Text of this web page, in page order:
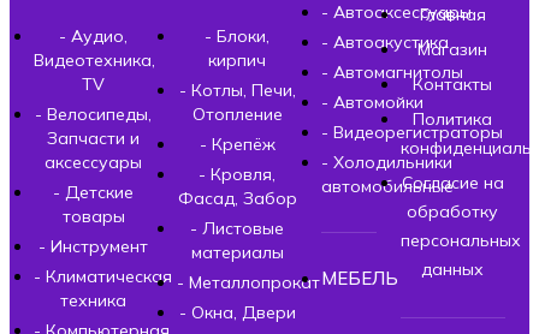
- Аудио,
Видеотехника,
TV
- Велосипеды,
Запчасти и
аксессуары
- Детские
товары
- Инструмент
- Климатическая
техника
- Блоки,
кирпич
- Котлы, Печи,
Отопление
- Крепёж
- Кровля,
Фасад, Забор
- Листовые
материалы
- Металлопрокат
- Окна, Двери
- Автоаксессуары
- Автоакустика
- Автомагнитолы
- Автомойки
- Видеорегистраторы
- Холодильники
автомобильные
МЕБЕЛЬ
Главная
Магазин
Контакты
Политика
Согласие на
обработку
персональных
данных